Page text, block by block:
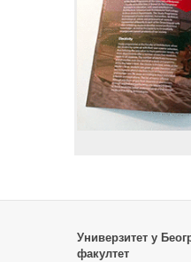
Универзитет у
факултет